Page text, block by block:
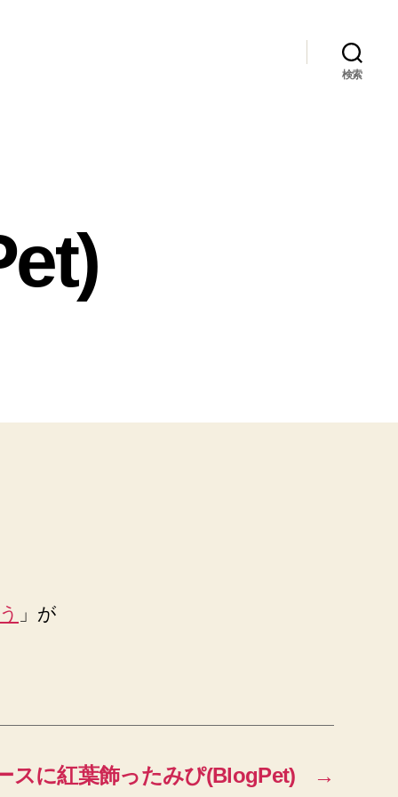
検索
」が
→
スに紅葉飾ったみぴ(BlogPet)